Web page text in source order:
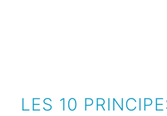
LES 10